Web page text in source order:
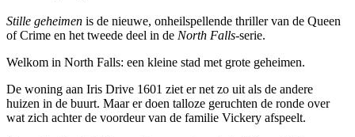
Stille geheimen is de nieuwe, onheilspellende thriller van de Queen
of Crime en het tweede deel in de North Falls-serie.
Welkom in North Falls: een kleine stad met grote geheimen.
De woning aan Iris Drive 1601 ziet er net zo uit als de andere
huizen in de buurt. Maar er doen talloze geruchten de ronde over
wat zich achter de voordeur van de familie Vickery afspeelt.